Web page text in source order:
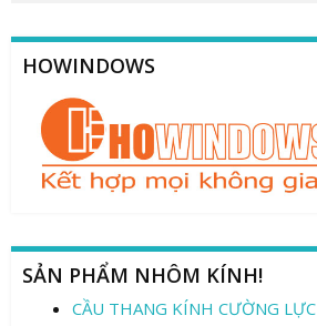
HOWINDOWS
SẢN PHẨM NHÔM KÍNH!
CẦU THANG KÍNH CƯỜNG LỰC